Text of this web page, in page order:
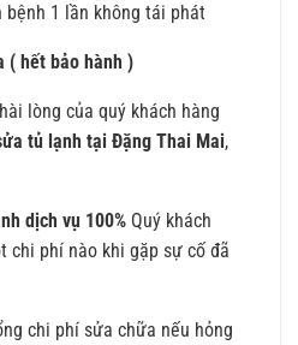
1 lần không tái phát
( hết bảo hành )
lòng của quý khách hàng
tủ lạnh tại Đặng Thai Mai,
dịch vụ 100% Quý khách
chi phí nào khi gặp sự cố đã
chi phí sửa chữa nếu hỏng